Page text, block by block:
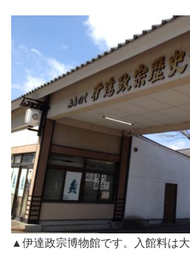
▲伊達政宗博物館です。入館料は